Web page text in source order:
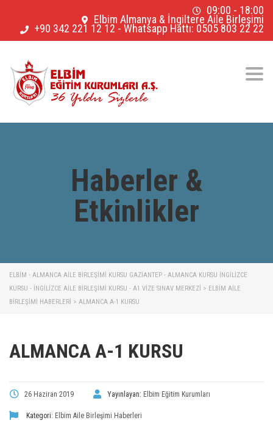
09:00 - 18:00
Elbim Almanya & İngiltere Aile Birleşimi
+90 342 221 12 12 - Whatsapp Hattı: 0505 803 22 22
Haberler &
Etkinlikler
ELBİM - ALMANCA AILE BIRLEŞIMI KURSU GAZIANTEP - ALMANCA KURSU İNGILIZCE
KURSU - İNGILIZCE AILE BIRLEŞIMI KURSU - A1 VIZE SINAV MERKEZI > ELBIM AILE
BIRLEŞIMI HABERLERI > ALMANCA A-1 KURSU
ALMANCA A-1 KURSU
26 Haziran 2019 Yayınlayan: Elbim Eğitim Kurumları
Kategori: Elbim Aile Birleşimi Haberleri